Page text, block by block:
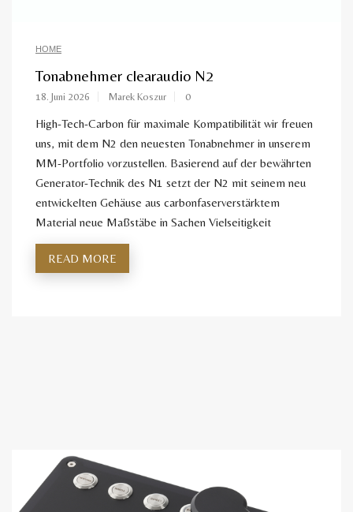
HOME
Tonabnehmer clearaudio N2
18. Juni 2026 Marek Koszur 0
High-Tech-Carbon für maximale Kompatibilität wir freuen
uns, mit dem N2 den neuesten Tonabnehmer in unserem
MM-Portfolio vorzustellen. Basierend auf der bewährten
Generator-Technik des N1 setzt der N2 mit seinem neu
entwickelten Gehäuse aus carbonfaserverstärktem
Material neue Maßstäbe in Sachen Vielseitigkeit
READ MORE